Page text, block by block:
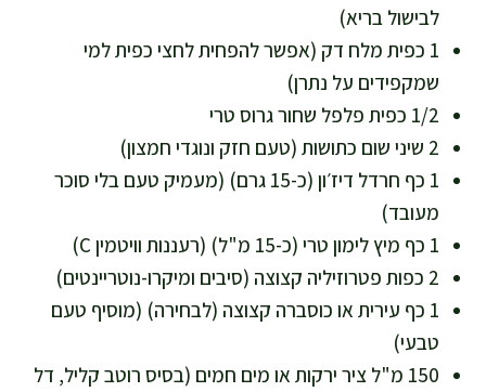
לבישול בריא)
1 כפית מלח דק (אפשר להפחית לחצי כפית למי
שמקפידים על נתרן)
1/2 כפית פלפל שחור גרוס טרי
2 שיני שום כתושות (טעם חזק ונוגדי חמצון)
1 כף חרדל דיז׳ון (כ-15 גרם) (מעמיק טעם בלי סוכר
מעובד)
1 כף מיץ לימון טרי (כ-15 מ"ל) (רעננות וויטמין C)
2 כפות פטרוזיליה קצוצה (סיבים ומיקרו-נוטריינטים)
1 כף עירית או כוסברה קצוצה (לבחירה) (מוסיף טעם
טבעי)
150 מ"ל ציר ירקות או מים חמים (בסיס רוטב קליל, דל